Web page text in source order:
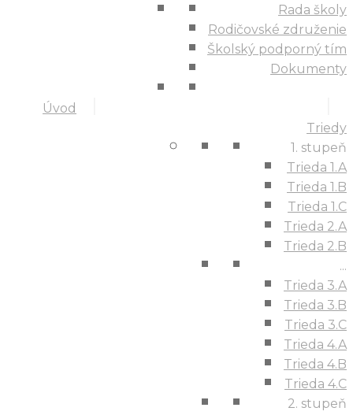
Úvod
Rada školy
Rodičovské združenie
Školský podporný tím
Dokumenty
Triedy
1. stupeň
Trieda 1.A
Trieda 1.B
Trieda 1.C
Trieda 2.A
Trieda 2.B
...
Trieda 3.A
Trieda 3.B
Trieda 3.C
Trieda 4.A
Trieda 4.B
Trieda 4.C
2. stupeň